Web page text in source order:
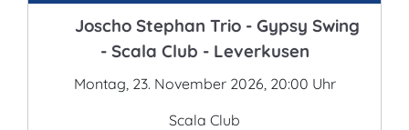
Joscho Stephan Trio - Gypsy Swing
- Scala Club - Leverkusen
Montag, 23. November 2026, 20:00 Uhr
Scala Club